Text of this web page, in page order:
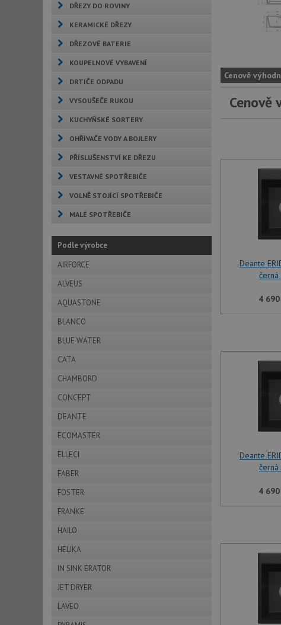
DŘEZY DO ROVINY
KERAMICKÉ DŘEZY
DŘEZOVÉ BATERIE
KOUPELNOVÉ VYBAVENÍ
DRTIČE ODPADU
VYSOUŠEČE RUKOU
KUCHYŇSKÉ SORTERY
OHŘÍVAČE VODY A BOJLERY
PŘÍSLUŠENSTVÍ KE DŘEZU
VESTAVNÉ SPOTŘEBIČE
VOLNĚ STOJÍCÍ SPOTŘEBIČE
MALÉ SPOTŘEBIČE
Podle výrobce
AIRFORCE
ALVEUS
AQUASTONE
BLANCO
BLUE WATER
CATA
CHAMBORD
CONCEPT
DEANTE
ECOMASTER
ELLECI
FABER
FOSTER
FRANKE
HAILO
HELIKA
IN SINK ERATOR
JET DRYER
LAVEO
Cenově
Cenově
Deante
černá
4 690
Deante
černá
4 690